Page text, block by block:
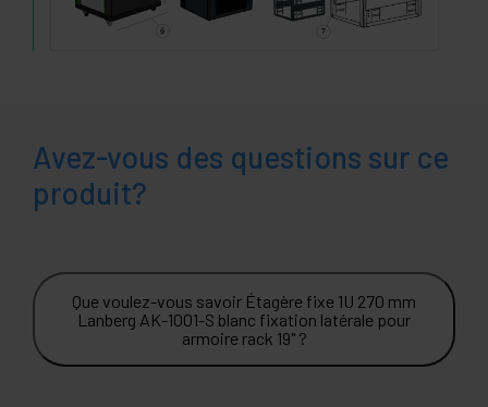
Avez-vous des questions sur ce
produit?
Que voulez-vous savoir Étagère fixe 1U 270 mm
Lanberg AK-1001-S blanc fixation latérale pour
armoire rack 19" ?